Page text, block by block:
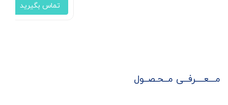
تماس بگیرید
مـــعــــرفــی مــحـصــول